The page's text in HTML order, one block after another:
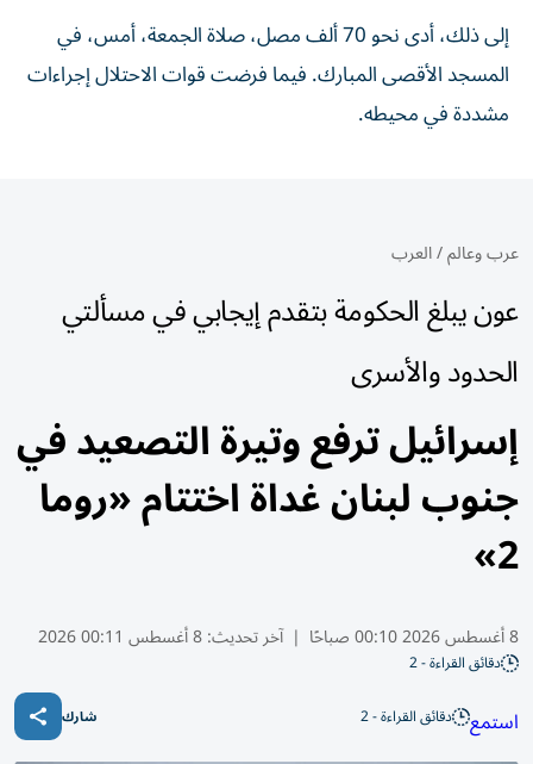
إلى ذلك، أدى نحو 70 ألف مصل، صلاة الجمعة، أمس، في
المسجد الأقصى المبارك. فيما فرضت قوات الاحتلال إجراءات
مشددة في محيطه.
عرب وعالم/العرب
عون يبلغ الحكومة بتقدم إيجابي في مسألتي
الحدود والأسرى
إسرائيل ترفع وتيرة التصعيد في
جنوب لبنان غداة اختتام «روما
2»
8 أغسطس 2026 00:10 صباحًا | آخر تحديث:8 أغسطس 00:11 2026
دقائق القراءة - 2
استمع دقائق القراءة - 2 شارك